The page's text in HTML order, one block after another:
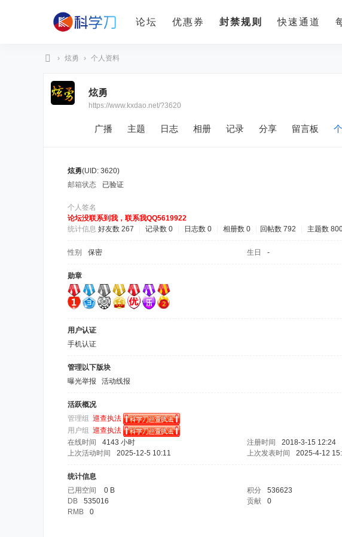
论坛 优惠券 封禁规则 快速通道
学
› 炫勇 › 个人资料
炫勇
https://www.kxdao.net/?3620
广播 主题 日志 相册 记录 分享 留言板
炫勇(UID: 3620)
邮箱状态
已验证
个人签名
论坛没联系到我，联系我QQ5619922
统计信息 好友数 267 记录数 0 日志数 0 相册数 0 回帖数 792 主题数
性别 保密 生日 -
勋章
用户认证
手机认证
管理以下版块
曝光举报
活动线报
活跃概况
管理组 巡查执法
用户组 巡查执法
在线时间
4143 小时 注册时间 2018-3-15 12:24
上次活动时间
2025-12-5 10:11 上次发表时间 2025-4-12
统计信息
已用空间
0 B 积分 536623
DB
535016 贡献 0
RMB
0